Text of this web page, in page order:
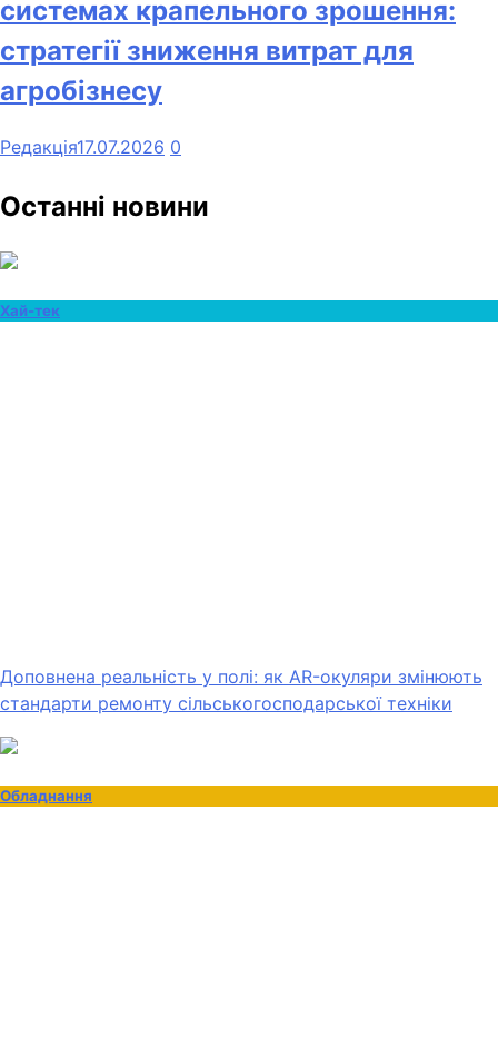
системах крапельного зрошення:
стратегії зниження витрат для
агробізнесу
Редакція17.07.2026 0
Останні новини
Хай-тек
Доповнена реальність у полі: як AR-окуляри змінюють
стандарти ремонту сільськогосподарської техніки
Обладнання